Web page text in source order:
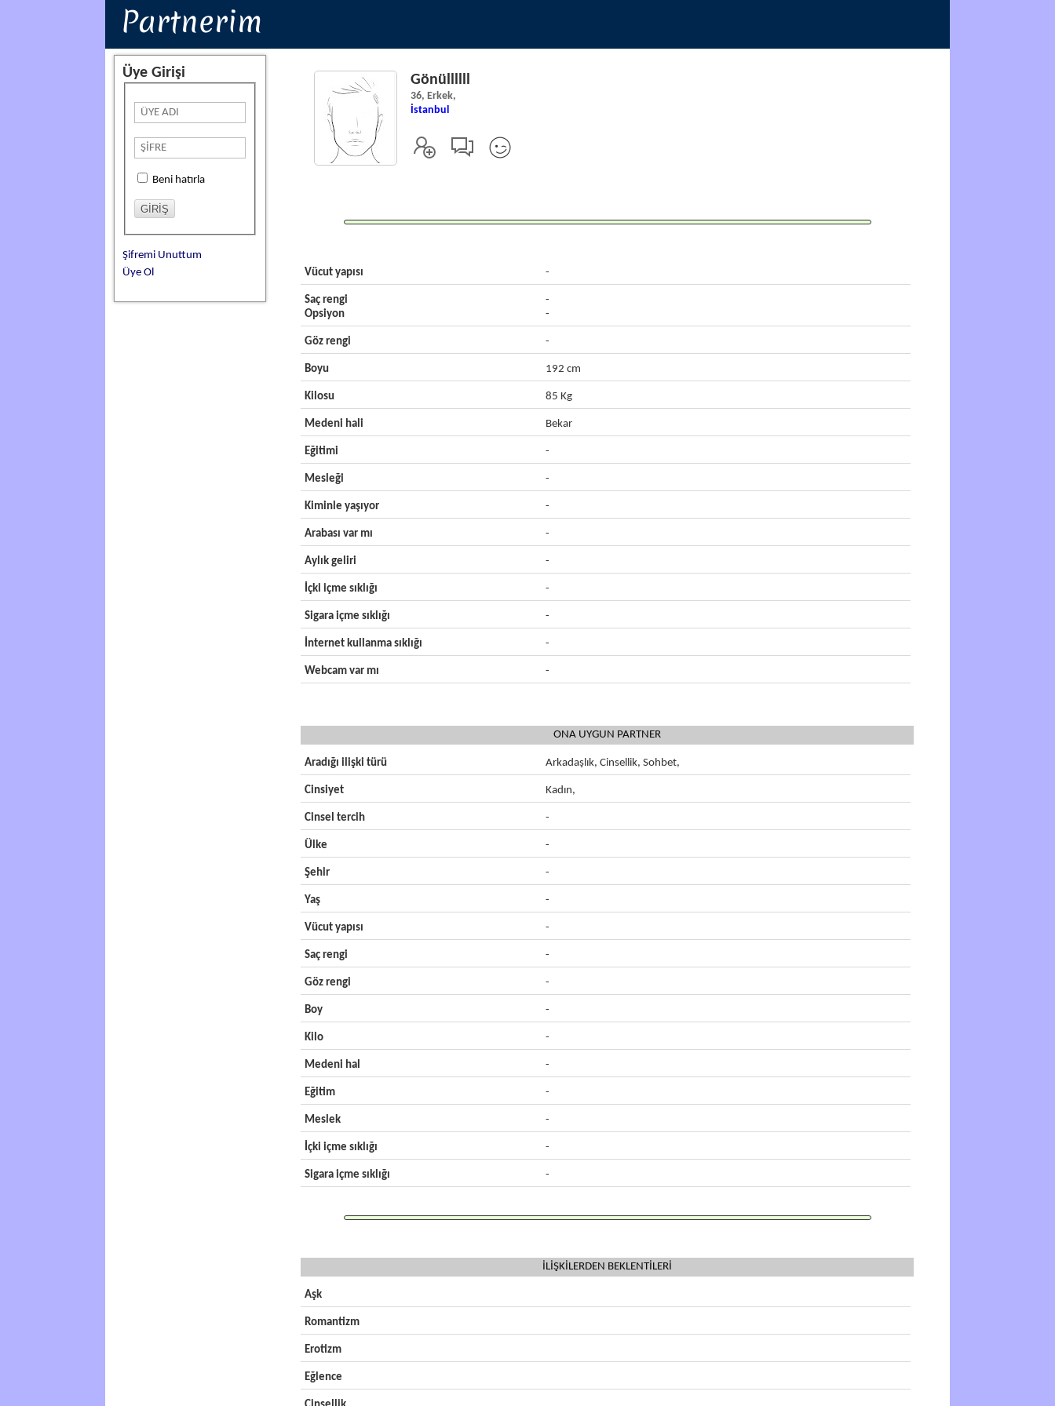
Partnerim
Üye Girişi
Beni hatırla
Şifremi Unuttum
Üye Ol
Gönüllllll
36, Erkek,
İstanbul
Vücut yapısı -
Saç rengi
Opsiyon
-
-
Göz rengi -
Boyu 192 cm
Kilosu 85 Kg
Medeni hali Bekar
Eğitimi -
Mesleği -
Kiminle yaşıyor -
Arabası var mı -
Aylık geliri -
İçki içme sıklığı -
Sigara içme sıklığı -
İnternet kullanma sıklığı -
Webcam var mı -
ONA UYGUN PARTNER
Aradığı ilişki türü Arkadaşlık, Cinsellik, Sohbet,
Cinsiyet Kadın,
Cinsel tercih -
Ülke -
Şehir -
Yaş -
Vücut yapısı -
Saç rengi -
Göz rengi -
Boy -
Kilo -
Medeni hal -
Eğitim -
Meslek -
İçki içme sıklığı -
Sigara içme sıklığı -
İLİŞKİLERDEN BEKLENTİLERİ
Aşk
Romantizm
Erotizm
Eğlence